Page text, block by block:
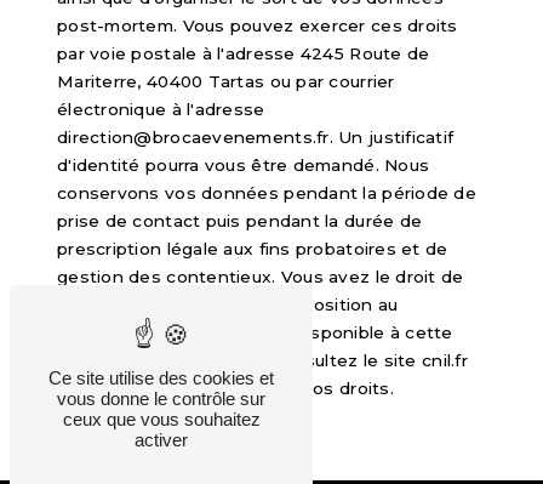
post-mortem. Vous pouvez exercer ces droits
par voie postale à l'adresse 4245 Route de
Mariterre, 40400 Tartas ou par courrier
électronique à l'adresse
direction@brocaevenements.fr. Un justificatif
d'identité pourra vous être demandé. Nous
conservons vos données pendant la période de
prise de contact puis pendant la durée de
prescription légale aux fins probatoires et de
gestion des contentieux. Vous avez le droit de
vous inscrire sur la liste d'opposition au
démarchage téléphonique, disponible à cette
. Consultez le site cnil.fr
pour plus d’informations sur vos droits.
Ce site utilise des cookies et
vous donne le contrôle sur
ceux que vous souhaitez
activer